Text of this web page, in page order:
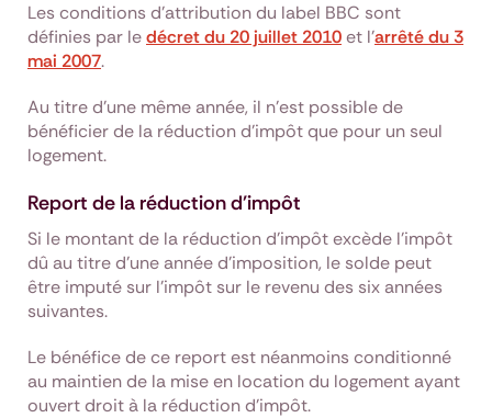
Les conditions d’attribution du label BBC sont
définies par ledécret du 20 juillet 2010et l’arrêté du 3
mai 2007.
Au titre d’une même année, il n’est possible de
bénéficier de la réduction d’impôt que pour un seul
logement.
Report de la réduction d'impôt
Si le montant de la réduction d’impôt excède l’impôt
dû au titre d’une année d’imposition, le solde peut
être imputé sur l’impôt sur le revenu des six années
suivantes.
Le bénéfice de ce report est néanmoins conditionné
au maintien de la mise en location du logement ayant
ouvert droit à la réduction d’impôt.